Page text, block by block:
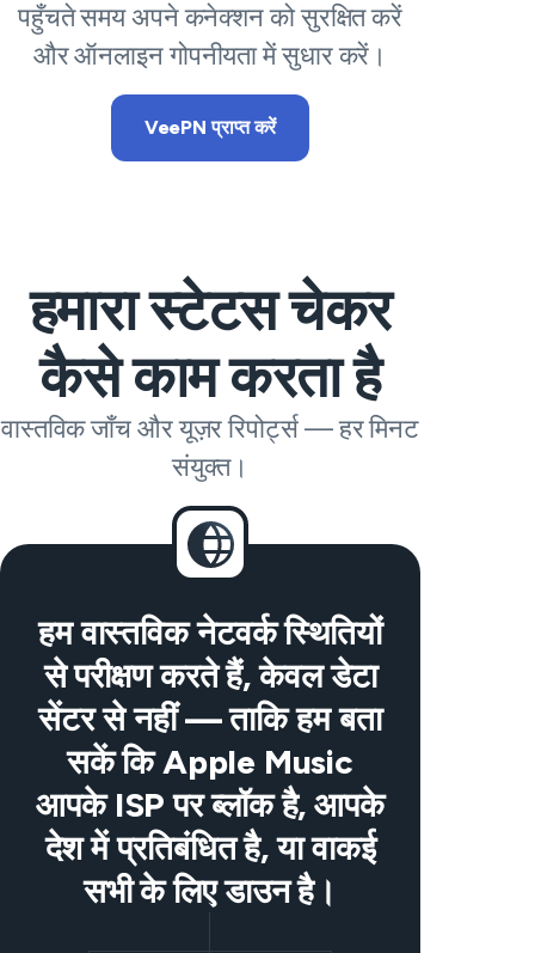
पहुँचते समय अपने कनेक्शन को सुरक्षित करें
और ऑनलाइन गोपनीयता में सुधार करें।
VeePN प्राप्त करें
हमारा स्टेटस चेकर
कैसे काम करता है
वास्तविक जाँच और यूज़र रिपोर्ट्स — हर मिनट
संयुक्त।
हम वास्तविक नेटवर्क स्थितियों
से परीक्षण करते हैं, केवल डेटा
सेंटर से नहीं — ताकि हम बता
सकें कि Apple Music
आपके ISP पर ब्लॉक है, आपके
देश में प्रतिबंधित है, या वाकई
सभी के लिए डाउन है।